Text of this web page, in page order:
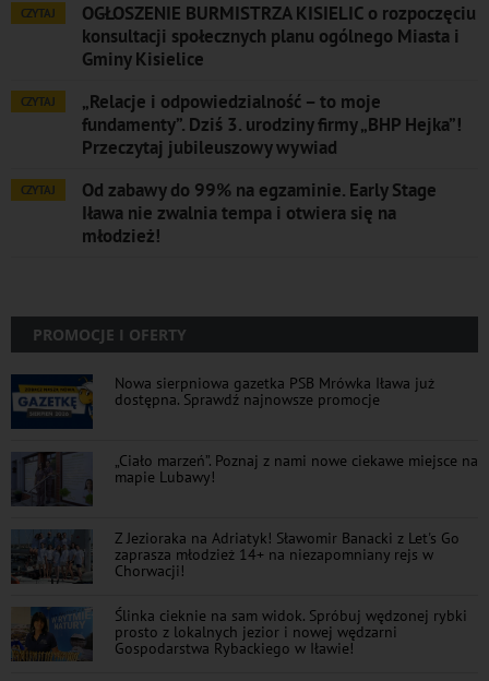
CZYTAJ
OGŁOSZENIE BURMISTRZA KISIELIC o rozpoczęciu
konsultacji społecznych planu ogólnego Miasta i
Gminy Kisielice
CZYTAJ
„Relacje i odpowiedzialność – to moje
fundamenty”. Dziś 3. urodziny firmy „BHP Hejka”!
Przeczytaj jubileuszowy wywiad
CZYTAJ
Od zabawy do 99% na egzaminie. Early Stage
Iława nie zwalnia tempa i otwiera się na
młodzież!
PROMOCJE I OFERTY
Nowa sierpniowa gazetka PSB Mrówka Iława już
dostępna. Sprawdź najnowsze promocje
„Ciało marzeń”. Poznaj z nami nowe ciekawe miejsce na
mapie Lubawy!
Z Jezioraka na Adriatyk! Sławomir Banacki z Let's Go
zaprasza młodzież 14+ na niezapomniany rejs w
Chorwacji!
Ślinka cieknie na sam widok. Spróbuj wędzonej rybki
prosto z lokalnych jezior i nowej wędzarni
Gospodarstwa Rybackiego w Iławie!